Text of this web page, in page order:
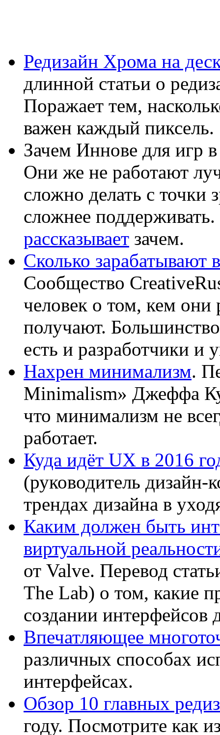
Редизайн Хрома на
длинной статьи о
Поражает тем,
важен каждый пиксель.
Зачем Иннове для игр
Они же не работают
сложно делать с точки
сложнее поддерживать.
рассказывает зачем.
Сколько зарабатывают
Сообщество
человек о том, кем они
получают.
есть и разработчики и
Нахрен минимализм.
Minimalism» Джеффа
что минимализм не
работает.
Куда идёт UX в 2016
(руководитель дизайн-
трендах дизайна в
Каким должен быть
виртуальной
от Valve. Перевод
The Lab) о том, какие
создании интерфейсов
Впечатляющее
различных способах
интерфейсах.
Обзор 10 главных
году. Посмотрите как